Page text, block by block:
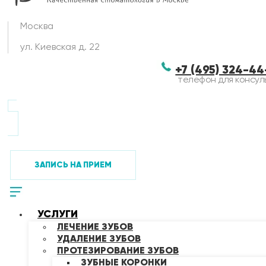
Москва
ул. Киевская д. 22
+7 (495) 324-
телефон для
ЗАПИСЬ НА ПРИЕМ
УСЛУГИ
ЛЕЧЕНИЕ ЗУБОВ
УДАЛЕНИЕ ЗУБОВ
ПРОТЕЗИРОВАНИЕ ЗУБОВ
ЗУБНЫЕ КОРОНКИ